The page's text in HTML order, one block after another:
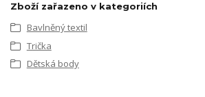
Zboží zařazeno v kategoriích
Bavlněný textil
Trička
Dětská body